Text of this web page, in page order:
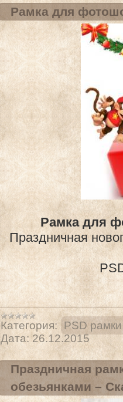
Рамка для
Рамка для
Праздничная
Категория:
PSD
Дата: 26.12.2015
Праздничная
обезьянками –